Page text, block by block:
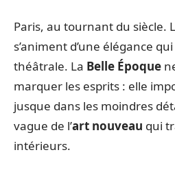
Paris, au tournant du siècle.
s’animent d’une élégance
théâtrale. La Belle Époque
marquer les esprits : elle
jusque dans les moindres
vague de l’art nouveau qui
intérieurs.